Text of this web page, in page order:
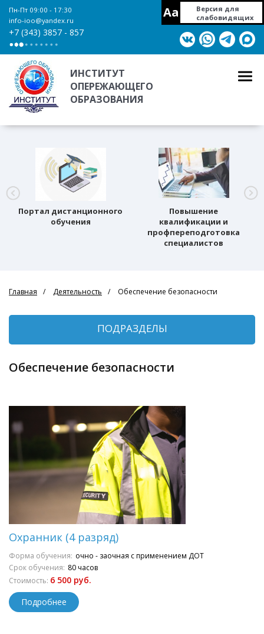
Пн-Пт 09:00 - 17:30
info-ioo@yandex.ru
+7 (343) 3857 - 857
Aa
Версия для
слабовидящих
ИНСТИТУТ
ОПЕРЕЖАЮЩЕГО
ОБРАЗОВАНИЯ
Портал дистанционного
обучения
Повышение
квалификации и
профпереподготовка
специалистов
Главная Деятельность Обеспечение безопасности
ПОДРАЗДЕЛЫ
Обеспечение безопасности
Охранник (4 разряд)
Форма обучения: очно - заочная с применением ДОТ
Срок обучения: 80 часов
Стоимость: 6 500 руб.
Подробнее